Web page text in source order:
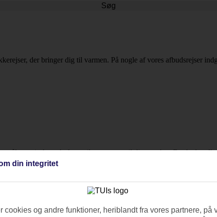
Søg
der bringer dig til varmen. På nogle af vores afbudsrejser
og rejselængde for at tilpasse turen til dine ønsker. Da det
din integritet
cookies og andre funktioner, heriblandt fra vores partnere, på